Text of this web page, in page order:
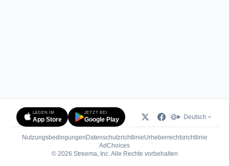
LADEN IM
App Store
JETZT BEI
Google Play Deutsch
Nutzungsbedingungen DatenschutzrichtlinieUrheberrechtsrichtlinie
AdChoices(öffnet in neuem Tab)
© 2026 Streema, Inc. Alle Rechte vorbehalten